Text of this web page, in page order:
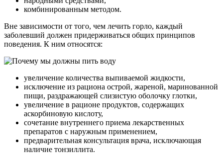
комбинированным методом.
Вне зависимости от того, чем лечить горло, каждый
заболевший должен придерживаться общих принципов
поведения. К ним относятся:
увеличение количества выпиваемой жидкости,
исключение из рациона острой, жареной, маринованной
пищи, раздражающей слизистую оболочку глотки,
увеличение в рационе продуктов, содержащих
аскорбиновую кислоту,
сочетание внутреннего приема лекарственных
препаратов с наружным применением,
предварительная консультация врача, исключающая
наличие тонзиллита.